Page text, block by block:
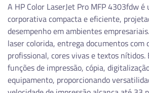
A HP Color LaserJet Pro MFP 4303fdw
corporativa compacta e eficiente,
desempenho em ambientes
laser colorida, entrega documentos com
profissional, cores vivas e textos nítidos.
funções de impressão, cópia,
equipamento, proporcionando